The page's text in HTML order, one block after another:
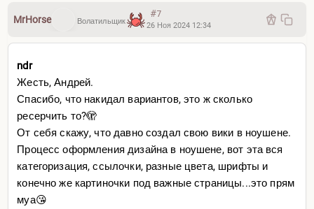
MrHorse Волатильщик
#7
26 Ноя 2024 12:34
ndr
Жесть, Андрей.
Спасибо, что накидал вариантов, это ж сколько
ресерчить то?🫣
От себя скажу, что давно создал свою вики в ноушене.
Процесс оформления дизайна в ноушене, вот эта вся
категоризация, ссылочки, разные цвета, шрифты и
конечно же картиночки под важные страницы...это прям
муа😘